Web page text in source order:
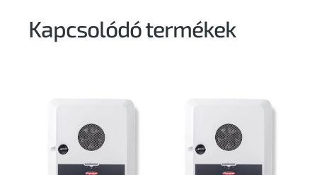
Kapcsolódó termékek